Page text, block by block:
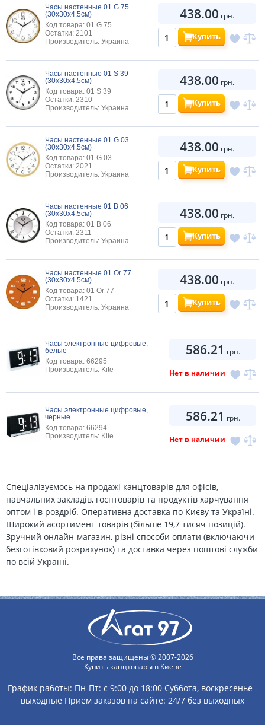
Часы настенные 01 G 75
(30х30х4.5см)
Код товара: 01 G 75
Остатки: 2101
Производитель: Украина
438.00 грн.
Купить
Часы настенные 01 S 39
(30х30х4.5см)
Код товара: 01 S 39
Остатки: 2310
Производитель: Украина
438.00 грн.
Купить
Часы настенные 01 G 03
(30х30х4.5см)
Код товара: 01 G 03
Остатки: 2021
Производитель: Украина
438.00 грн.
Купить
Часы настенные 01 B 06
(30х30х4.5см)
Код товара: 01 B 06
Остатки: 2311
Производитель: Украина
438.00 грн.
Купить
Часы настенные 01 Or 77
(30х30х4.5см)
Код товара: 01 Or 77
Остатки: 1421
Производитель: Украина
438.00 грн.
Купить
Часы электронные цифровые,
белые
Код товара: 66295
Производитель: Kite
586.21 грн.
Нет в наличии
Часы электронные цифровые,
черные
Код товара: 66294
Производитель: Kite
586.21 грн.
Нет в наличии
Спеціалізуємось на продажі канцтоварів для офісів,
навчальних закладів, госптоварів та продуктів харчування
оптом і в роздріб. Оперативна доставка по Києву та Україні.
Широкий асортимент товарів (більше 19,7 тисяч позицій).
Зручний онлайн-магазин, різні способи оплати (включаючи
безготівковий розрахунок) та доставка через поштові служби
по всій Україні.
Все права защищены © 2007-2026
Купить канцтовары в Киеве
График работы: Пн-Пт: с 9:00 до 18:00Суббота, воскресенье -
выходные Прием заказов на сайте: 24/7 без выходных